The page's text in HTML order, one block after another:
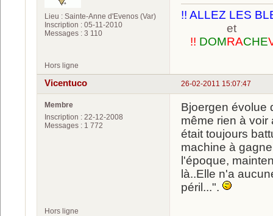
Lieu : Sainte-Anne d'Evenos (Var)
Inscription : 05-11-2010
Messages : 3 110
!! ALLEZ LES
et
!! DOMRACHE
Hors ligne
26-02-2011 15:07:47
Vicentuco
Membre
Inscription : 22-12-2008
Messages : 1 772
Bjoergen évolue
même rien à
était toujours
machine à
l'époque,
là..Elle n'a
péril...".
Hors ligne